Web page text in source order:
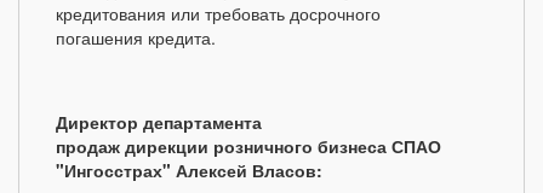
кредитования или требовать досрочного
погашения кредита.
Директор департамента
продаж дирекции розничного бизнеса СПАО
"Ингосстрах" Алексей Власов: